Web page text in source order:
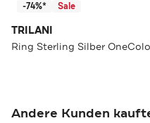
-74%* Sale
TRILANI
Ring Sterling Silber
Andere Kunden